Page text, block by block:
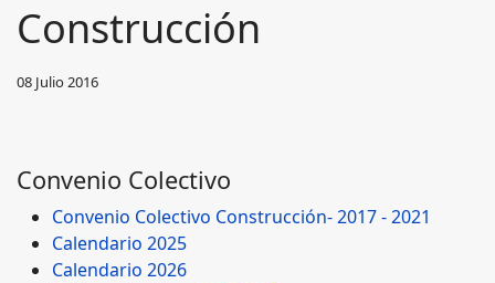
Construcción
08 Julio 2016
Convenio Colectivo
Convenio Colectivo Construcción- 2017 - 2021
Calendario 2025
Calendario 2026